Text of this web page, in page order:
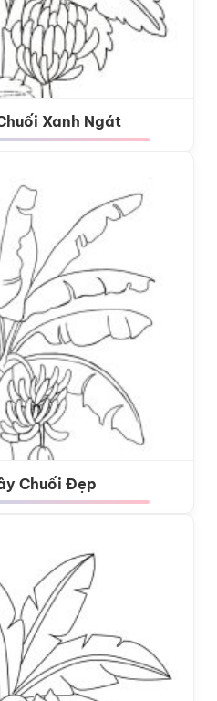
Xanh Ngát
Chuối Đẹp